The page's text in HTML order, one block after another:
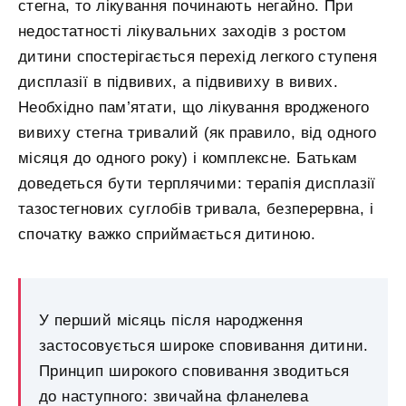
стегна, то лікування починають негайно. При
недостатності лікувальних заходів з ростом
дитини спостерігається перехід легкого ступеня
дисплазії в підвивих, а підвивиху в вивих.
Необхідно пам’ятати, що лікування вродженого
вивиху стегна тривалий (як правило, від одного
місяця до одного року) і комплексне. Батькам
доведеться бути терплячими: терапія дисплазії
тазостегнових суглобів тривала, безперервна, і
спочатку важко сприймається дитиною.
У перший місяць після народження
застосовується широке сповивання дитини.
Принцип широкого сповивання зводиться
до наступного: звичайна фланелева